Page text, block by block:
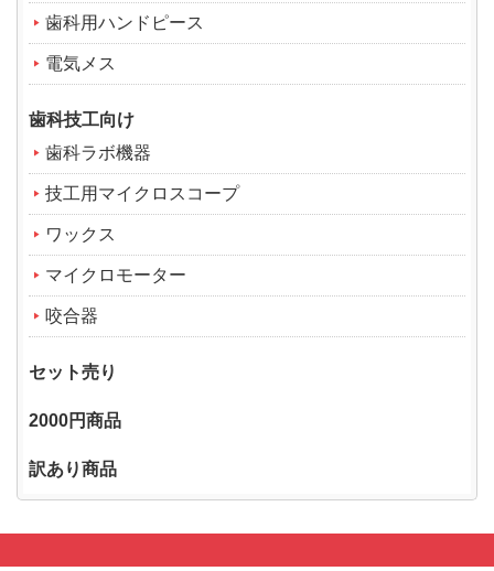
歯科用ハンドピース
電気メス
歯科技工向け
歯科ラボ機器
技工用マイクロスコープ
ワックス
マイクロモーター
咬合器
セット売り
2000円商品
訳あり商品